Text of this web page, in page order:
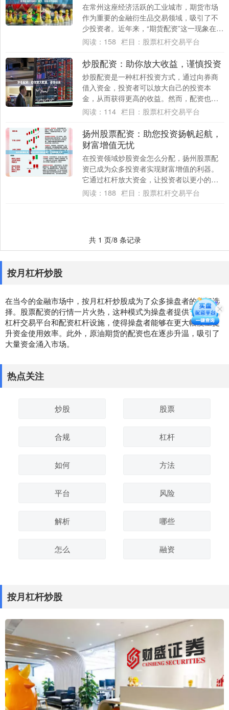
在常州这座经济活跃的工业城市，期货市场
作为重要的金融衍生品交易领域，吸引了不
少投资者。近年来，“期货配资”这一现象在本
地投资者群体中时有讨论。它如同一把双刃
阅读： 158 栏目： 股票杠杆交易平台
炒股配资：助你放大收益，谨慎投资
炒股配资是一种杠杆投资方式，通过向券商
借入资金，投资者可以放大自己的投资本
金，从而获得更高的收益。然而，配资也伴
随着更高的风险，因此需要谨慎投资。 **配
阅读： 114 栏目： 股票杠杆交易平台
扬州股票配资：助您投资扬帆起航，
财富增值无忧
在投资领域炒股资金怎么分配，扬州股票配
资已成为众多投资者实现财富增值的利器。
它通过杠杆放大资金，让投资者以更小的本
金撬动更大的投资机会。 扬州股票配资平台
阅读： 188 栏目： 股票杠杆交易平台
共 1 页/8 条记录
按月杠杆炒股
在当今的金融市场中，按月杠杆炒股成为了众多操盘者的热门选
择。股票配资的行情一片火热，这种模式为操盘者提供了良好的
杠杆交易平台和配资杠杆设施，使得操盘者能够在更大幅度上提
升资金使用效率。此外，原油期货的配资也在逐步升温，吸引了
大量资金涌入市场。
热点关注
炒股 股票
合规 杠杆
如何 方法
平台 风险
解析 哪些
怎么 融资
按月杠杆炒股